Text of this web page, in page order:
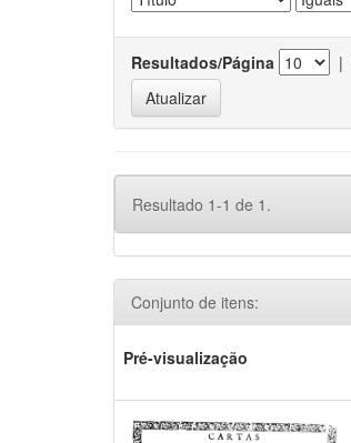
Resultados/Página |
Resultado 1-1 de 1.
Conjunto de itens:
Pré-visualização